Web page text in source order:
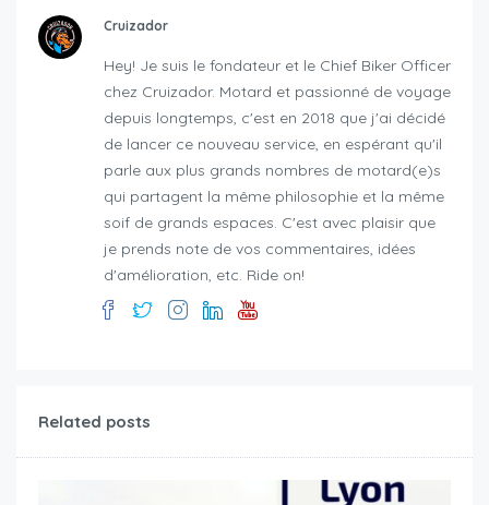
Cruizador
Hey! Je suis le fondateur et le Chief Biker Officer
chez Cruizador. Motard et passionné de voyage
depuis longtemps, c'est en 2018 que j'ai décidé
de lancer ce nouveau service, en espérant qu'il
parle aux plus grands nombres de motard(e)s
qui partagent la même philosophie et la même
soif de grands espaces. C'est avec plaisir que
je prends note de vos commentaires, idées
d'amélioration, etc. Ride on!
Related posts